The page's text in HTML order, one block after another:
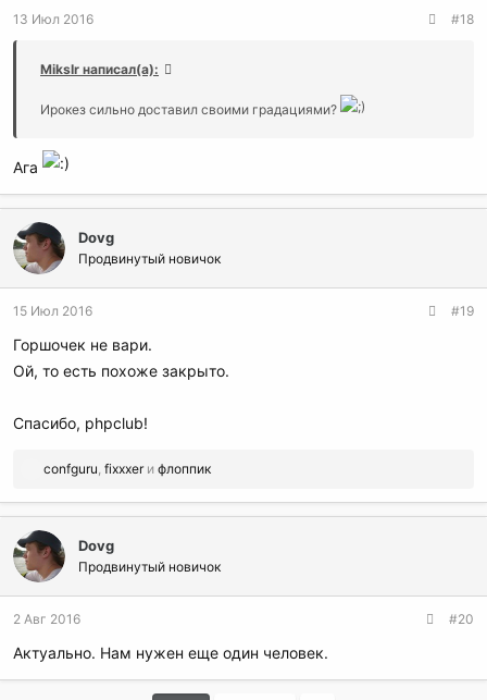
13 Июл 2016 #18
MiksIr написал(а):
Ирокез сильно доставил своими градациями?
Ага
Dovg
Продвинутый новичок
15 Июл 2016 #19
Горшочек не вари.
Ой, то есть похоже закрыто.
Спасибо, phpclub!
Р
а
ц
и
и
confguru fixxxerи флоппик
Dovg
Продвинутый новичок
2 Авг 2016 #20
Актуально. Нам нужен еще один человек.